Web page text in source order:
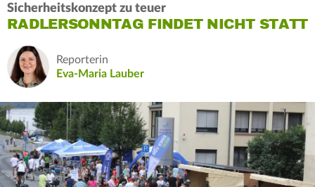
Sicherheitskonzept zu teuer
RADLERSONNTAG FINDET NICHT STATT
Reporterin
Eva-Maria Lauber